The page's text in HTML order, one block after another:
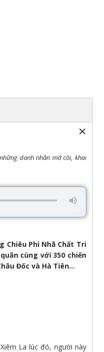
×
danh nhân mở cõi, khai
Chiêu Phi Nhã Chất Tri
cùng với 350 chiến
Đốc và Hà Tiên...
La lúc đó, người này